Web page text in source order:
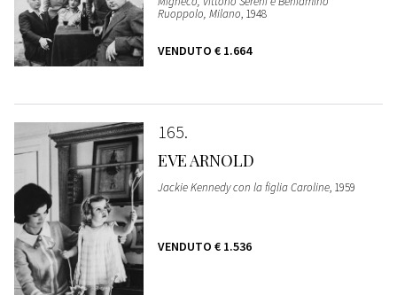
Ruoppolo, Milano, 1948
VENDUTO € 1.664
165
EVE ARNOLD
Jackie Kennedy con la figlia Caroline, 1959
VENDUTO € 1.536